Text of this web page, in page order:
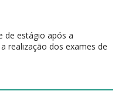
de estágio após a
realização dos exames de